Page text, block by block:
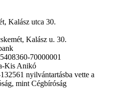
Kalász utca 30.
Kalász u. 30.
70000001
Kis Anikó
nyilvántartásba vette a
mint Cégbíróság